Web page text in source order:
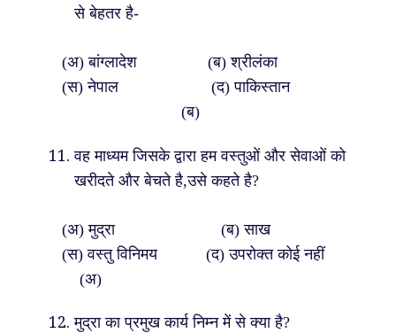
से बेहतर है-
(अ) बांग्लादेश (ब) श्रीलंका
(स) नेपाल (द) पाकिस्तान
(ब)
वह माध्यम जिसके द्वारा हम वस्तुओं और सेवाओं को
खरीदते और बेचते है,उसे कहते है?
(अ) मुद्रा (ब) साख
(स) वस्तु विनिमय (द) उपरोक्त कोई नहीं
(अ)
मुद्रा का प्रमुख कार्य निम्न में से क्या है?